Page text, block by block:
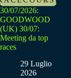
30/07/2026:
GOODWOOD
(UK) 30/07:
Meeting da top
races
29 Luglio
2026